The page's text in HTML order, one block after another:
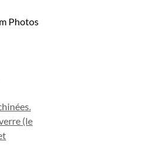
Photos
(le